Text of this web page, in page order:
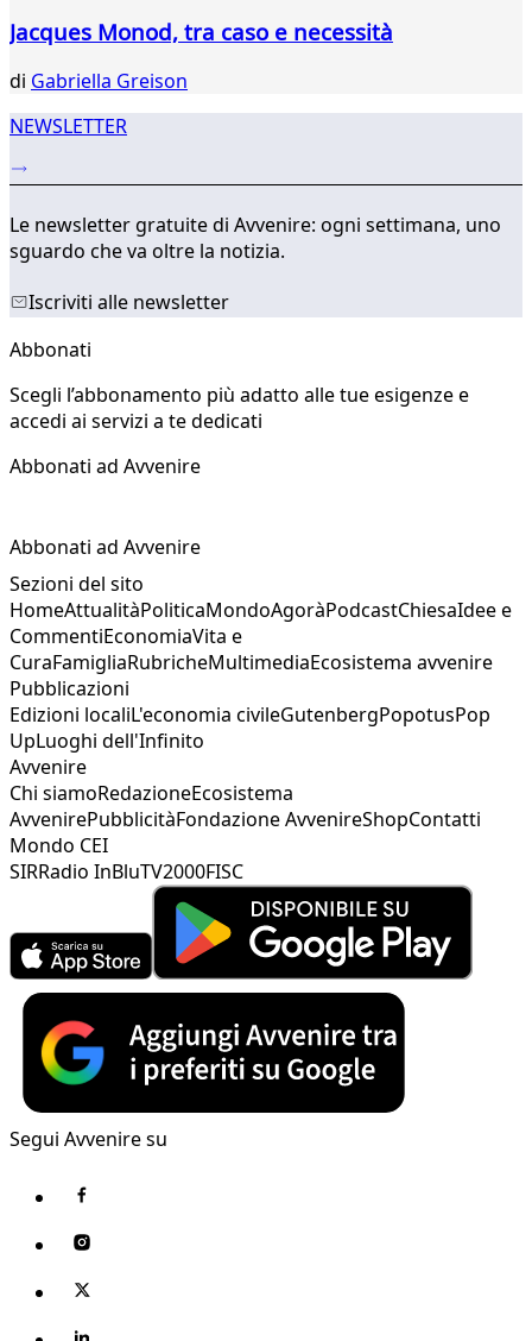
Jacques Monod, tra caso e necessità
di Gabriella Greison
NEWSLETTER
Le newsletter gratuite di Avvenire: ogni settimana, uno
sguardo che va oltre la notizia.
Iscriviti alle newsletter
Abbonati
Scegli l’abbonamento più adatto alle tue esigenze e
accedi ai servizi a te dedicati
Abbonati ad Avvenire
Abbonati ad Avvenire
Sezioni del sito
HomeAttualitàPoliticaMondoAgoràPodcastChiesaIdee e
CommentiEconomiaVita e
CuraFamigliaRubricheMultimediaEcosistema avvenire
Pubblicazioni
Edizioni localiL'economia civileGutenbergPopotusPop
UpLuoghi dell'Infinito
Avvenire
Chi siamoRedazioneEcosistema
AvvenirePubblicitàFondazione AvvenireShopContatti
Mondo CEI
SIRRadio InBluTV2000FISC
Segui Avvenire su